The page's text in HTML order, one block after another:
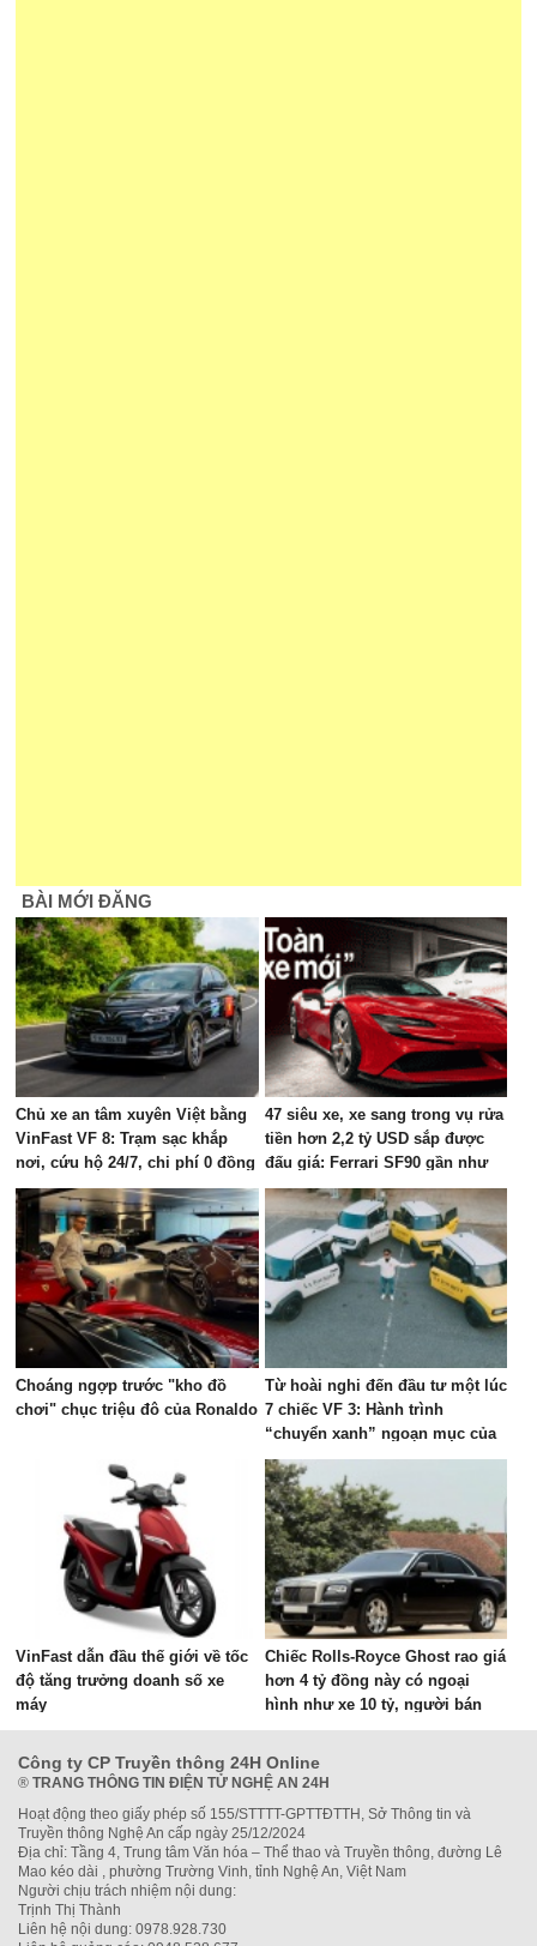
BÀI MỚI ĐĂNG
Chủ xe an tâm xuyên Việt bằng
VinFast VF 8: Trạm sạc khắp
nơi, cứu hộ 24/7, chi phí 0 đồng
47 siêu xe, xe sang trong vụ rửa
tiền hơn 2,2 tỷ USD sắp được
đấu giá: Ferrari SF90 gần như
mới, Rolls-Royce xếp hàng dài
Choáng ngợp trước "kho đồ
chơi" chục triệu đô của Ronaldo
Từ hoài nghi đến đầu tư một lúc
7 chiếc VF 3: Hành trình
“chuyển xanh” ngoạn mục của
doanh nhân ngành du lịch
VinFast dẫn đầu thế giới về tốc
độ tăng trưởng doanh số xe
máy
Chiếc Rolls-Royce Ghost rao giá
hơn 4 tỷ đồng này có ngoại
hình như xe 10 tỷ, người bán
chia sẻ: ‘Vừa bảo dưỡng lớn
800 triệu đồng’
Công ty CP Truyền thông 24H Online
® TRANG THÔNG TIN ĐIỆN TỬ NGHỆ AN 24H
Hoạt động theo giấy phép số 155/STTTT-GPTTĐTTH, Sở Thông tin và
Truyền thông Nghệ An cấp ngày 25/12/2024
Địa chỉ: Tầng 4, Trung tâm Văn hóa – Thể thao và Truyền thông, đường Lê
Mao kéo dài , phường Trường Vinh, tỉnh Nghệ An, Việt Nam
Người chịu trách nhiệm nội dung:
Trịnh Thị Thành
Liên hệ nội dung: 0978.928.730